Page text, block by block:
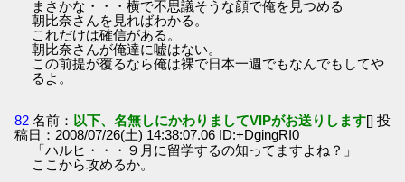
まさかな・・・横で不思議そうな顔で俺を見つめる
朝比奈さんを見ればわかる。
これだけは確信がある。
朝比奈さんが俺達に嘘はない。
この前提が覆るなら俺は裸で日本一週でもなんでもしてや
るよ。
82 名前： 以下、名無しにかわりましてVIPがお送りします[] 投
稿日：2008/07/26(土) 14:38:07.06 ID:+DgingRI0
「ハルヒ・・・９月に留学するの知ってますよね？」
ここから攻めるか。